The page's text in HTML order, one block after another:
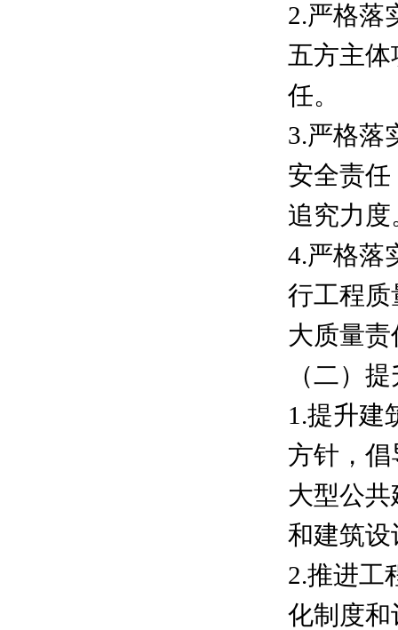
2.严格落
五方主
任。
3.严格落
安全责
追究力度
4.严格落
行工程
大质量
（二）
1.提升建
方针，
大型公
和建筑
2.推进工
化制度